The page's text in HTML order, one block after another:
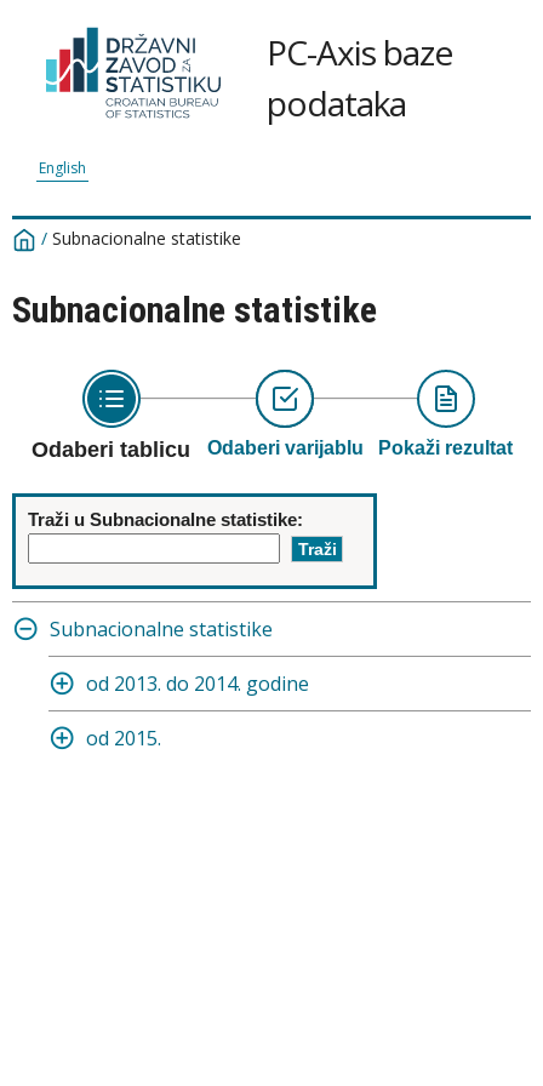
PC-Axis baze
podataka
English
/ Subnacionalne statistike
Subnacionalne statistike
Odaberi tablicu Odaberi varijablu Pokaži rezultat
Traži u Subnacionalne statistike:
Subnacionalne statistike
od 2013. do 2014. godine
od 2015.